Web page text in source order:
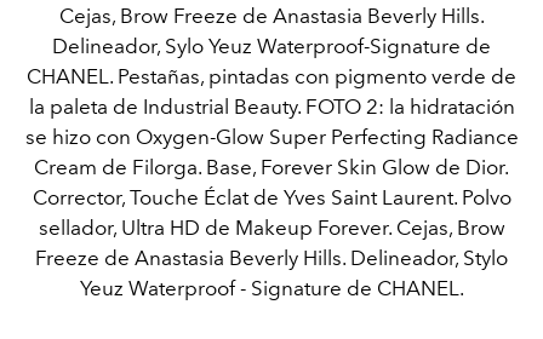
Cejas, Brow Freeze de Anastasia Beverly Hills.
Delineador, Sylo Yeuz Waterproof-Signature de
CHANEL. Pestañas, pintadas con pigmento verde de
la paleta de Industrial Beauty. FOTO 2: la hidratación
se hizo con Oxygen-Glow Super Perfecting Radiance
Cream de Filorga. Base, Forever Skin Glow de Dior.
Corrector, Touche Éclat de Yves Saint Laurent. Polvo
sellador, Ultra HD de Makeup Forever. Cejas, Brow
Freeze de Anastasia Beverly Hills. Delineador, Stylo
Yeuz Waterproof - Signature de CHANEL.